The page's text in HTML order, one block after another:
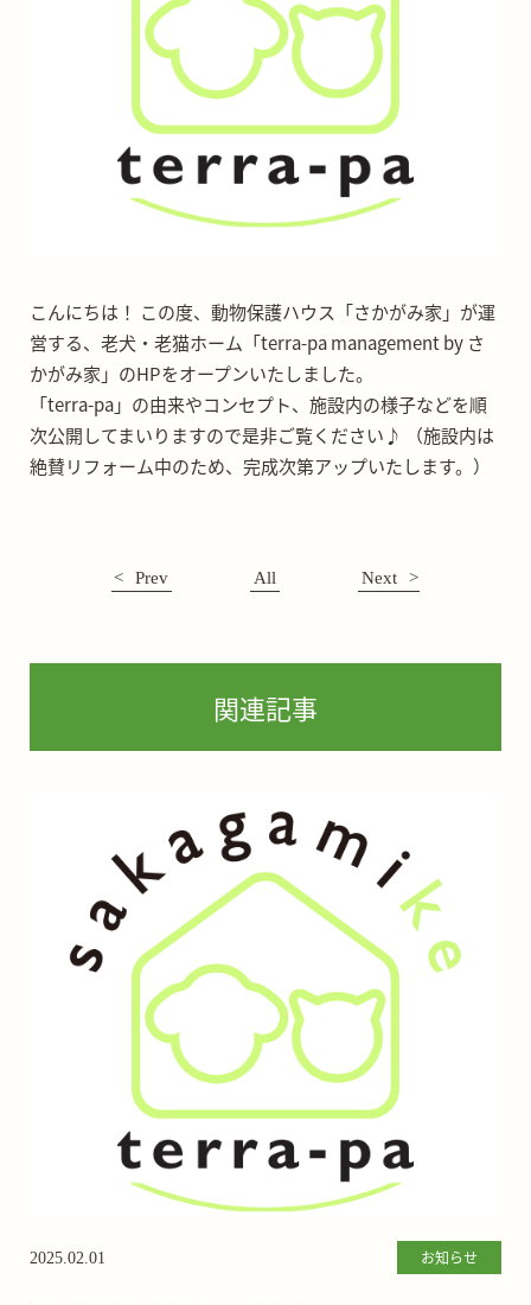
こんにちは！ この度、動物保護ハウス「さかがみ家」が運
営する、老犬・老猫ホーム「terra-pa management by さ
かがみ家」のHPをオープンいたしました。
「terra-pa」の由来やコンセプト、施設内の様子などを順
次公開してまいりますので是非ご覧ください♪
（施設内は
絶賛リフォーム中のため、完成次第アップいたします。）
Prev All Next
関連記事
2025.02.01 お知らせ